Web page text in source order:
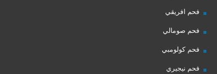
فحم افريقي
فحم صومالي
فحم كولومبي
فحم نيجيري